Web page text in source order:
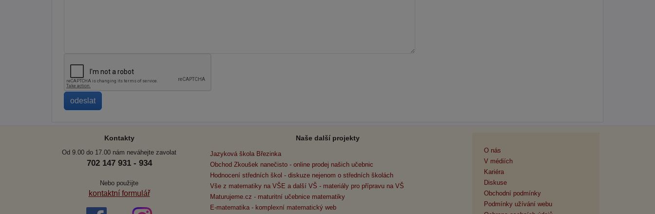
Kontakty
Od 9.00 do 17.00 nám neváhejte zavolat
702 147 931 - 934
Nebo použijte
kontaktní formulář
Naše další projekty
Jazyková škola Březinka
Obchod Zkoušek nanečisto - online prodej našich učebnic
Hodnocení středních škol - diskuze nejenom o středních školách
Vše z matematiky na VŠE a další VŠ - materiály pro přípravu na VŠ
Maturujeme.cz - maturitní učebnice matematiky
E-matematika - komplexní matematický web
O nás
V médiích
Kariéra
Diskuse
Obchodní podmínky
Podmínky užívání webu